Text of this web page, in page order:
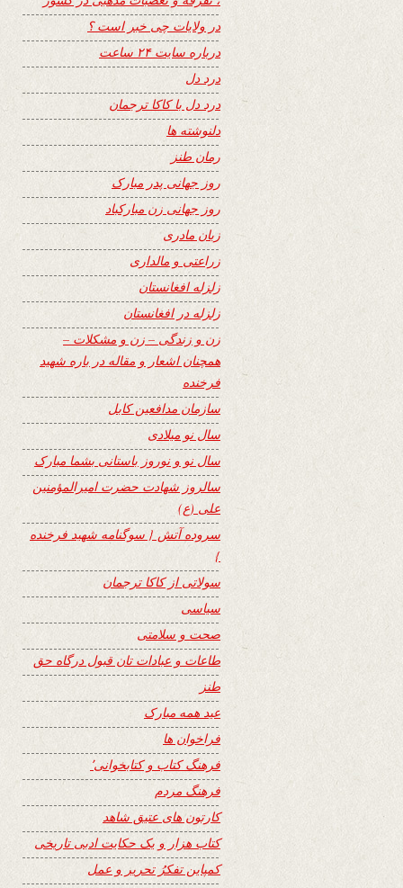
در ولایات چی خبر است ؟
درباره سایت ۲۴ ساعت
درد دل
درد دل با کاکا ترجمان
دلنوشته ها
رمان طنز
روز جهانی پدر مبارک
روز جهانی زن مبارکباد
زبان مادری
زراعتی و مالداری
زلزله افغانستان
زلزله در افغانستان
زن و زندگی – زن و مشکلات –
همچنان اشعار و مقاله در باره شهید
فرخنده
سازمان مدافعین کابل
سال نو میلادی
سال نو و نوروز باستانی بشما مبارک
سالروز شهادت حضرت امیرالمؤمنین
علی (ع)
سروده آتش { سوگنامه شهید فرخنده
}
سولاتی از کاکا ترجمان
سیاسی
صحت و سلامتی
طاعات و عبادات تان قبول درگاه حق
طنز
عید همه مبارک
فراخوان ها
فرهنگ کتاب و کتابخوانی٬
فرهنگ مردم
کارتون های عتیق شاهد
کتاب هزار و یک حکایت ادبی تاریخی
کمپاین تفکرُ تحریر و عمل